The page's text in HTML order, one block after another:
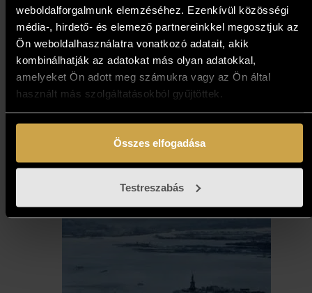
weboldalforgalmunk elemzéséhez. Ezenkívül közösségi
média-, hirdető- és elemező partnereinkkel megosztjuk az
Ön weboldalhasználatra vonatkozó adatait, akik
kombinálhatják az adatokat más olyan adatokkal,
amelyeket Ön adott meg számukra vagy az Ön által
használt más szolgáltatásokból gyűjtöttek.
Összes elfogadása
Testreszabás
Bak Judit - Minden napra egy
gondolat: Szárnyas oltár
(30x30 cm)
298 000Ft
Kosárba teszem